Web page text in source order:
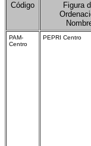
Código
Figura
PAM-
Centro
PEPRI Centro